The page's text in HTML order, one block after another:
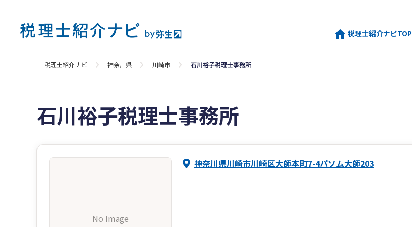
税理士紹介ナビTOP
税理士紹介ナビ 神奈川県 川崎市 石川裕子税理士事務所
石川裕子税理士事務所
No Image
神奈川県川崎市川崎区大師本町7-4パソム大師203